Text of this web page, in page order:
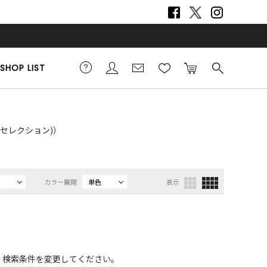
SHOP LIST
レクション)）
カラー展開 単色 表示
索条件を変更してください。